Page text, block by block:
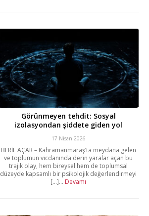
Görünmeyen tehdit: Sosyal
izolasyondan şiddete giden yol
17 Nisan 2026
BERİL AÇAR – Kahramanmaraş’ta meydana gelen
ve toplumun vicdanında derin yaralar açan bu
trajik olay, hem bireysel hem de toplumsal
düzeyde kapsamlı bir psikolojik değerlendirmeyi
[...]... Devamı